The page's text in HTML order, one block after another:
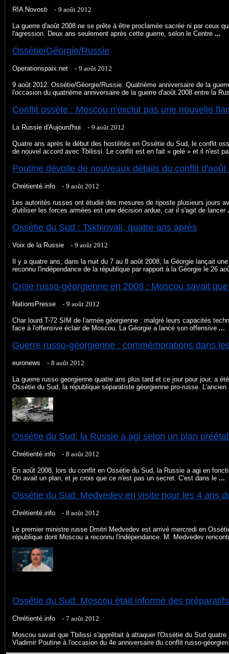
RIA Novosti - ‎9 août 2012‎
La guerre d'août 2008 ne se prête à être proclamée sacrée ni par ceux
l'agression. Deux ans seulement après cette guerre, selon le Centre ...
Ossétie/Géorgie/Russie
Operationspaix.net - ‎9 août 2012‎
9 août 2012. Ossétie/Géorgie/Russie. Quatrième anniversaire de la
l'occasion du quatrième anniversaire de la guerre d'août 2008 entre la
Conflit ossète : Moscou n'exclut pas une nouvelle
La Russie d'Aujourd'hui - ‎9 août 2012‎
Quatre ans après le début des hostilités en Ossétie du Sud, le conflit
de nouvel accord avec Tbilissi. Le conflit est en fait « gelé » et il n'est
Poutine dévoile de nouveaux détails du conflit d'août
Chrétienté.info - ‎9 août 2012‎
Les autorités russes ont étudié des mesures de riposte plusieurs jours
d'utiliser les forces armées est une décision ardue, car il s'agit de lancer
Ossétie du Sud : Tskhinvali, quatre ans après
Voix de la Russie - ‎9 août 2012‎
Il y a quatre ans, dans la nuit du 7 au 8 août 2008, la Géorgie lançait
reconnu l'indépendance de la république par rapport à la Géorgie le 26
Crise russo-géorgienne en 2008 : Moscou savait
NationsPresse - ‎9 août 2012‎
Char lourd T-72 SIM de l'armée géorgienne : malgré leurs capacités
face à l'offensive éclair de Moscou. La Géorgie a lancé son offensive ...
Guerre russo-géorgienne : commémorations dans
euronews - ‎8 août 2012‎
La guerre russo georgienne quatre ans plus tard et ce jour pour jour, a
Ossétie du Sud, la république séparatiste géorgienne pro-russe. L'ancien
Ossétie du Sud: la Russie a agi selon un plan
Chrétienté.info - ‎8 août 2012‎
En août 2008, lors du conflit en Ossétie du Sud, la Russie a agi en
On avait un plan, et je crois que ce n'est pas un secret. C'est dans le ...
Ossétie du Sud: Medvedev en visite pour les 4 ans
Chrétienté.info - ‎8 août 2012‎
Le premier ministre russe Dmitri Medvedev est arrivé mercredi en
république dont Moscou a reconnu l'indépendance. M. Medvedev
Ossétie du Sud: Moscou était informé des
Chrétienté.info - ‎7 août 2012‎
Moscou savait que Tbilissi s'apprêtait à attaquer l'Ossétie du Sud
Vladimir Poutine à l'occasion du 4e anniversaire du conflit russo-